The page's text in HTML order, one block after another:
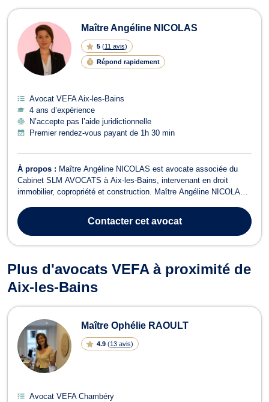
Avocats en VEFA à Aix-les-Bains
Maître Angéline NICOLAS
5 (11 avis)
Répond rapidement
Avocat VEFA Aix-les-Bains
4 ans d’expérience
N’accepte pas l’aide juridictionnelle
Premier rendez-vous payant de 1h 30 min
À propos : Maître Angéline NICOLAS est avocate associée du
Cabinet SLM AVOCATS à Aix-les-Bains, intervenant en droit
immobilier, copropriété et construction. Maître Angéline NICOLAS
des services de conseil et de contentieux. Elle élabore une
stratégie personnalisé...Contactercet avocat
Plus d'avocats VEFA à proximité de
Aix-les-Bains
Maître Ophélie RAOULT
4.9 (13 avis)
Avocat VEFA Chambéry